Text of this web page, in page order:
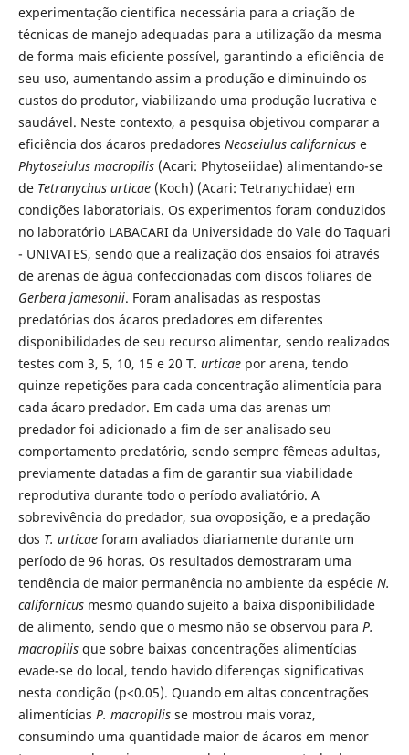
experimentação cientifica necessária para a criação de
técnicas de manejo adequadas para a utilização da mesma
de forma mais eficiente possível, garantindo a eficiência de
seu uso, aumentando assim a produção e diminuindo os
custos do produtor, viabilizando uma produção lucrativa e
saudável. Neste contexto, a pesquisa objetivou comparar a
eficiência dos ácaros predadores Neoseiulus californicuse
Phytoseiulus macropilis (Acari: Phytoseiidae) alimentando-se
de Tetranychus urticae(Koch) (Acari: Tetranychidae) em
condições laboratoriais. Os experimentos foram conduzidos
no laboratório LABACARI da Universidade do Vale do Taquari
- UNIVATES, sendo que a realização dos ensaios foi através
de arenas de água confeccionadas com discos foliares de
Gerbera jamesonii. Foram analisadas as respostas
predatórias dos ácaros predadores em diferentes
disponibilidades de seu recurso alimentar, sendo realizados
testes com 3, 5, 10, 15 e 20 T. urticaepor arena, tendo
quinze repetições para cada concentração alimentícia para
cada ácaro predador. Em cada uma das arenas um
predador foi adicionado a fim de ser analisado seu
comportamento predatório, sendo sempre fêmeas adultas,
previamente datadas a fim de garantir sua viabilidade
reprodutiva durante todo o período avaliatório. A
sobrevivência do predador, sua ovoposição, e a predação
dos T. urticae foram avaliados diariamente durante um
período de 96 horas. Os resultados demostraram uma
tendência de maior permanência no ambiente da espécie N.
californicusmesmo quando sujeito a baixa disponibilidade
de alimento, sendo que o mesmo não se observou para P.
macropilis que sobre baixas concentrações alimentícias
evade-se do local, tendo havido diferenças significativas
nesta condição (p<0.05). Quando em altas concentrações
alimentícias P. macropilis se mostrou mais voraz,
consumindo uma quantidade maior de ácaros em menor